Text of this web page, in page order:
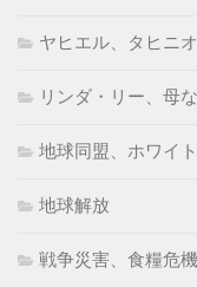
ヤヒエル、タヒニオ
リンダ・リー、母
地球同盟、ホワイ
地球解放
戦争災害、食糧危